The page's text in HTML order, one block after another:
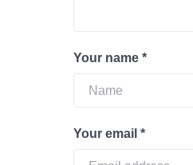
Your name *
Your email *